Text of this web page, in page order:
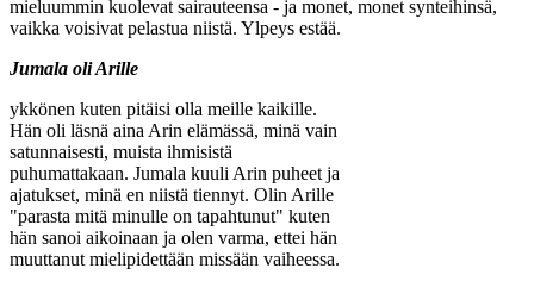
mieluummin kuolevat sairauteensa - ja monet, monet synteihinsä,
vaikka voisivat pelastua niistä. Ylpeys estää.
Jumala oli Arille
ykkönen kuten pitäisi olla meille kaikille.
Hän oli läsnä aina Arin elämässä, minä vain
satunnaisesti, muista ihmisistä
puhumattakaan. Jumala kuuli Arin puheet ja
ajatukset, minä en niistä tiennyt. Olin Arille
"parasta mitä minulle on tapahtunut" kuten
hän sanoi aikoinaan ja olen varma, ettei hän
muuttanut mielipidettään missään vaiheessa.